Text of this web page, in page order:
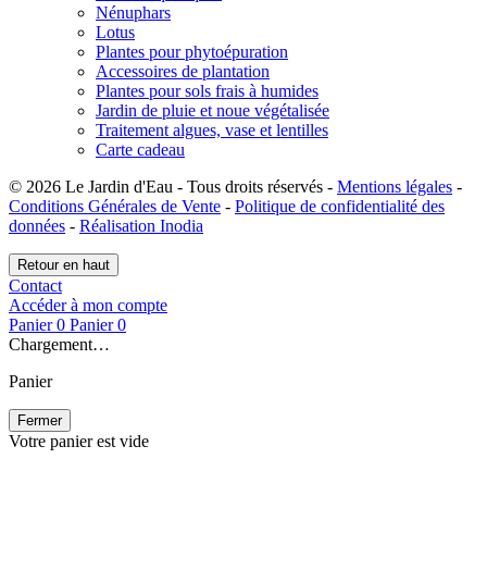
Nénuphars
Lotus
Plantes pour phytoépuration
Accessoires de plantation
Plantes pour sols frais à humides
Jardin de pluie et noue végétalisée
Traitement algues, vase et lentilles
Carte cadeau
© 2026 Le Jardin d'Eau - Tous droits réservés - Mentions légales -
Conditions Générales de Vente - Politique de confidentialité des
données - Réalisation Inodia
Retour en haut
Contact
Accéder à mon compte
Panier 0 Panier 0
Chargement…
Panier
Fermer
Votre panier est vide